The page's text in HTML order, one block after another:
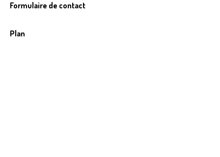
Formulaire de contact
Plan